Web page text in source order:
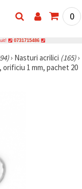
0
0731715486
› Nasturi acrilici (165)›
1 mm, pachet 20